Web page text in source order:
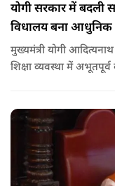
योगी सरकार में बदली
विधालय बना आधुनिक
मुख्यमंत्री योगी
शिक्षा व्यवस्था में